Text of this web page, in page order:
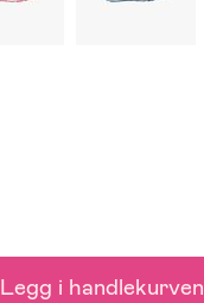
Legg i handlekurven